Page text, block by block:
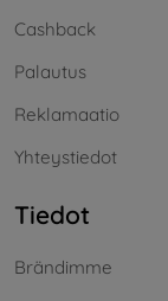
Cashback
Palautus
Reklamaatio
Yhteystiedot
Tiedot
Brändimme